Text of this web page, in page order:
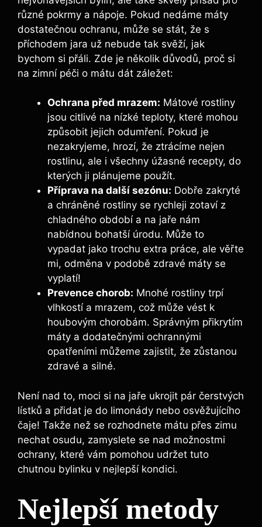
různé pokrmy a nápoje. Pokud nedáme máty
dostatečnou ochranu, může se stát, že s
příchodem jara už nebude tak svěží, jak
bychom si přáli. Zde je několik důvodů, proč si
na zimní péči o mátu dát záležet:
Ochrana před mrazem: Mátové rostliny
jsou citlivé na nízké teploty, které mohou
způsobit jejich odumření. Pokud je
nezakryjeme, hrozí, že ztrácíme nejen
rostlinu, ale i všechny úžasné recepty, do
kterých ji plánujeme použít.
Příprava na další sezónu: Dobře zakryté
a chráněné rostliny se rychleji zotaví z
chladného období a na jaře nám
nabídnou bohatší úrodu. Může to
vypadat jako trochu extra práce, ale věřte
mi, odměna v podobě zdravé máty se
vyplatí!
Prevence chorob: Mnohé rostliny trpí
vlhkostí a mrazem, což může vést k
houbovým chorobám. Správným přikrytím
máty a dodatečnými ochrannými
opatřeními můžeme zajistit, že zůstanou
zdravé a silné.
Není nad to, moci si na jaře ukrojit pár čerstvých
lístků a přidat je do limonády nebo osvěžujícího
čaje! Takže než se rozhodnete mátu přes zimu
nechat osudu, zamyslete se nad možnostmi
ochrany, které vám pomohou udržet tuto
chutnou bylinku v nejlepší kondici.
Nejlepší metody